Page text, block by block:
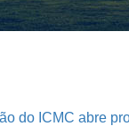
do ICMC abre